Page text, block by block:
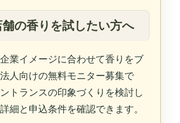
の香りを試したい方へ
業イメージに合わせて香りをブ
人向けの無料モニター募集で
トランスの印象づくりを検討し
細と申込条件を確認できます。